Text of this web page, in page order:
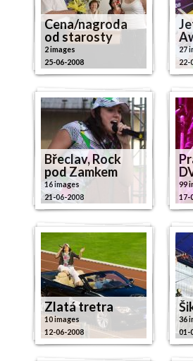
Cena/nagroda
od starosty
2 images
25-06-2008
27
22-
Břeclav, Rock
pod Zamkem
16 images
21-06-2008
99
17-
Zlatá tretra
10 images
12-06-2008
36
01-